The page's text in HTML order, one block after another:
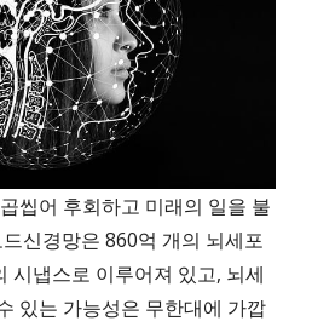
씹어 후회하고 미래의 일을 불
신경망은 860억 개의 뇌세포
시냅스로 이루어져 있고, 뇌세
있는 가능성은 무한대에 가깝